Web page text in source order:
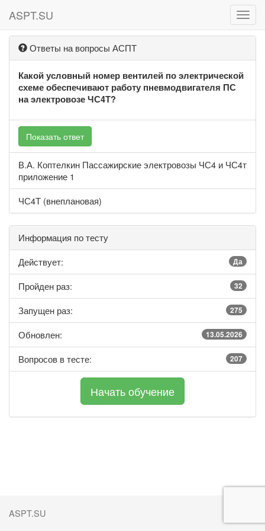
ASPT.SU
Ответы на вопросы АСПТ
Какой условный номер вентилей по электрической
схеме обеспечивают работу пневмодвигателя ПС
на электровозе ЧС4Т?
Показать ответ
В.А. Коптелкин Пассажирские электровозы ЧС4 и ЧС4т
приложение 1
ЧС4Т (внеплановая)
Информация по тесту
Действует:
Да
Пройден раз: 32
Запущен раз: 275
Обновлен: 13.05.2026
Вопросов в тесте: 207
ASPT.SU